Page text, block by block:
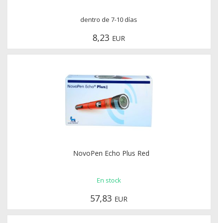
dentro de 7-10 días
8,23 EUR
NovoPen Echo Plus Red
En stock
57,83 EUR